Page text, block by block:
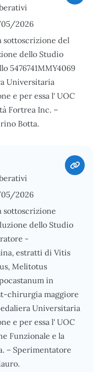
2026
sottoscrizione del
dello Studio
5476741MMY4069
Universitaria
e per essa l' UOC
Fortrea Inc. –
Botta.
2026
sottoscrizione
dello Studio
-
estratti di Vitis
Melitotus
in
chirurgia maggiore
Universitaria
e per essa l' UOC
Funzionale e la
– Sperimentatore